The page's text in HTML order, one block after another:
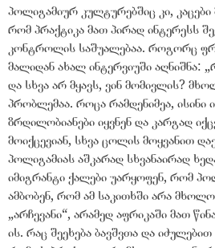
პოლიგამიურ კულტურებშიც კი, კაცები
რომ პრაქტიკა მათ პირად ინტერესს
კონტროლის საშუალებაა. როგორც
მალიდან ახალ ინტერვიუში აღნიშნა:
და სხვა არ მყავს, ვინ მომივლის?
პრობლემაა. როცა რამდენიმეა, ისინი
ზრდილობიანები იყვნენ და კარგად
მოიქცევიან, სხვა ცოლის მოყვანით
პოლიგამიას აშკარად სხვანაირად
იმიგრანტი ქალები უარყოფენ, რომ
ამბობენ, რომ ამ საკითხში არა
„არჩევანი“, არამედ აფრიკაში მათ
ის. რაც შეეხება ბავშვთა და